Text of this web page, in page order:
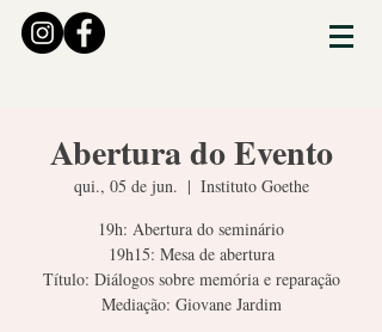
Abertura do Evento
qui., 05 de jun.
  |
Instituto Goethe
19h: Abertura do seminário
19h15: Mesa de abertura
Título: Diálogos sobre memória e reparação
Mediação: Giovane Jardim